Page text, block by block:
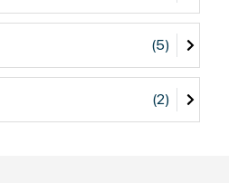
(5)
(2)